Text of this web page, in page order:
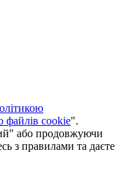
файлів cookie".
або продовжуючи
з правилами та даєте